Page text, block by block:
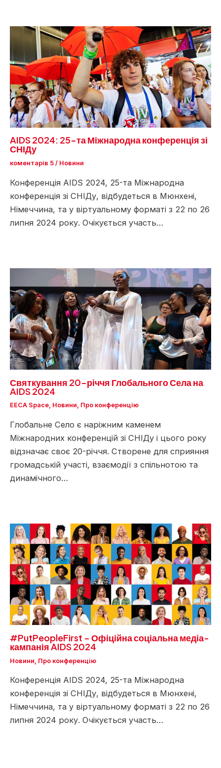
AIDS 2024: 25-та Міжнародна конференція зі
СНІДу
коментарів 5 / Новини
Конференція AIDS 2024, 25-та Міжнародна
конференція зі СНІДу, відбудеться в Мюнхені,
Німеччина, та у віртуальному форматі з 22 по 26
липня 2024 року. Очікується участь…
Святкування 20-річчя Глобального Села на
AIDS 2024
EECA Space, Новини, Про конференцію
Глобальне Село є наріжним каменем
Міжнародних конференцій зі СНІДу і цього року
відзначає своє 20-річчя. Створене для сприяння
громадській участі, взаємодії з спільнотою та
динамічного…
#PutPeopleFirst – Офіційна соціальна медіа-
кампанія AIDS 2024
Новини Про конференцію
Конференція AIDS 2024, 25-та Міжнародна
конференція зі СНІДу, відбудеться в Мюнхені,
Німеччина, та у віртуальному форматі з 22 по 26
липня 2024 року. Очікується участь…